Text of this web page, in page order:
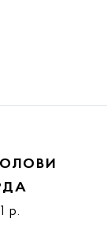
р.